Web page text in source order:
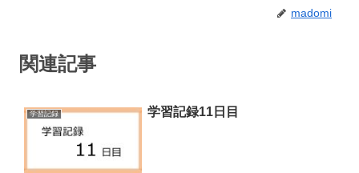
madomi
関連記事
学習記録 学習記録11日目